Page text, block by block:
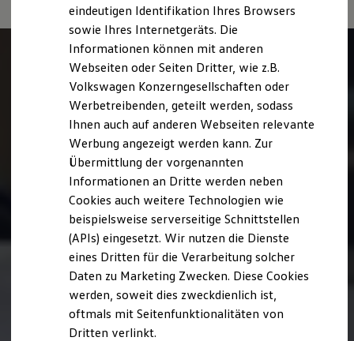
Lifestyle Shop
T-Roc Kollektion
Golf Kollektion
Volkswagen Kollektion
R-Kollektion
GTI Kollektion
Fußball Drop
we drive football
#wedriveproud
Besitzer und Service
myVolkswagen
Software Updates
Service und Ersatzteile
Inspektion und HU/AU
Reparaturen und Checks
Motorenöl und Flüssigkeiten
Räder und Reifen
Pannen- und Unfallhilfe
Economy Service
Volkswagen Teile
Zubehör
Modellspezifisches Zubehör
eindeutigen Identifikation Ihres Browsers
sowie Ihres Internetgeräts. Die
Informationen können mit anderen
Webseiten oder Seiten Dritter, wie z.B.
Volkswagen Konzerngesellschaften oder
Werbetreibenden, geteilt werden, sodass
Ihnen auch auf anderen Webseiten relevante
Werbung angezeigt werden kann. Zur
Übermittlung der vorgenannten
Informationen an Dritte werden neben
Cookies auch weitere Technologien wie
beispielsweise serverseitige Schnittstellen
(APIs) eingesetzt. Wir nutzen die Dienste
eines Dritten für die Verarbeitung solcher
Daten zu Marketing Zwecken. Diese Cookies
werden, soweit dies zweckdienlich ist,
oftmals mit Seitenfunktionalitäten von
Dritten verlinkt.